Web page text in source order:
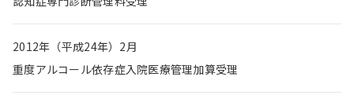
2012年（平成24年）2月
重度アルコール依存症入院医療管理加算受理